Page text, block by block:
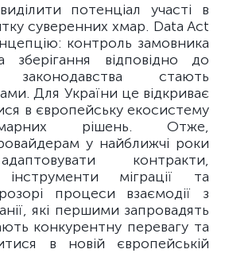
потенціал участі в
суверенних хмар. Data Act
контроль замовника
відповідно до
законодавства стають
Для України це відкриває
в європейську екосистему
рішень. Отже,
у найближчі роки
контракти,
інструменти міграції та
процеси взаємодії з
які першими запровадять
конкурентну перевагу та
в новій європейській